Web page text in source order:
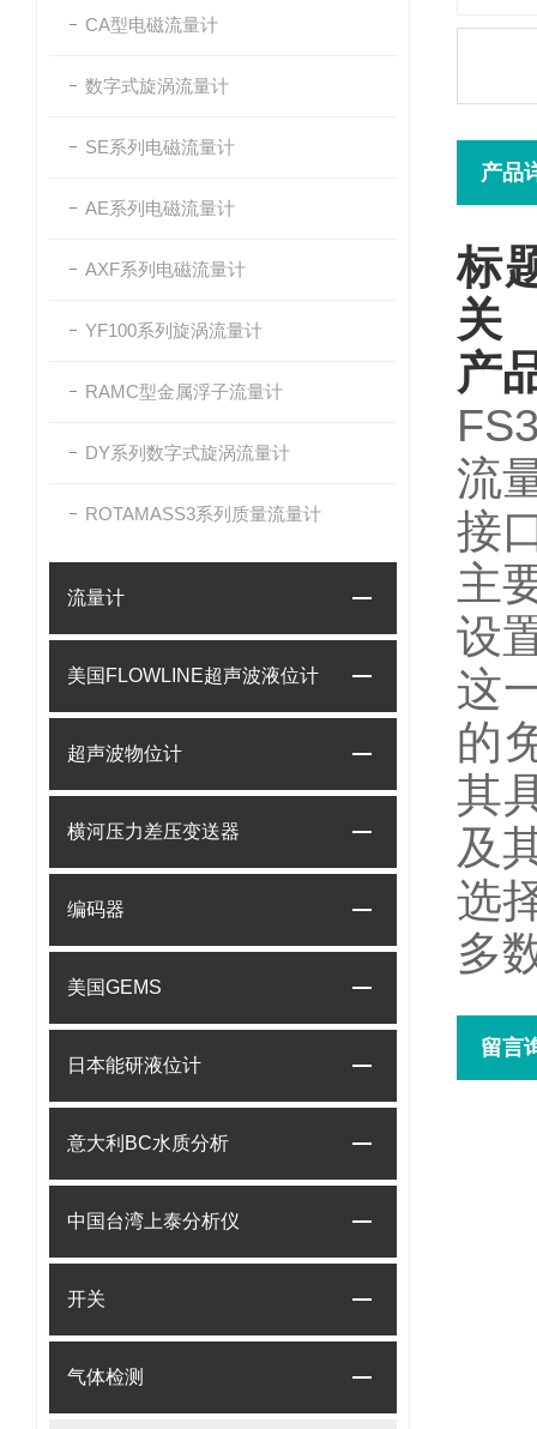
CA型电磁流量计
数字式旋涡流量计
SE系列电磁流量计
AE系列电磁流量计
AXF系列电磁流量计
YF100系列旋涡流量计
RAMC型金属浮子流量计
DY系列数字式旋涡流量计
ROTAMASS3系列质量流量计
流量计
美国FLOWLINE超声波液位计
超声波物位计
横河压力差压变送器
编码器
美国GEMS
日本能研液位计
意大利BC水质分析
中国台湾上泰分析仪
开关
气体检测
产品
标
关
产
流
接
主
设
这
的
其
及
选
多
留言